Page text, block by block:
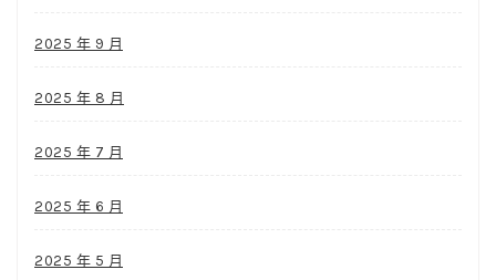
2025 年 9 月
2025 年 8 月
2025 年 7 月
2025 年 6 月
2025 年 5 月